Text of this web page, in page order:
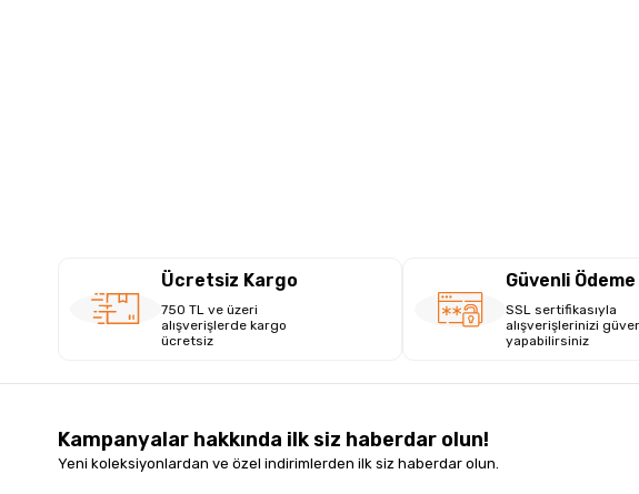
Ücretsiz Kargo
750 TL ve üzeri
alışverişlerde kargo
ücretsiz
Güvenli Ödeme
SSL sertifikasıyla
alışverişlerinizi
yapabilirsiniz
Kampanyalar hakkında ilk siz haberdar olun!
Yeni koleksiyonlardan ve özel indirimlerden ilk siz haberdar olun.